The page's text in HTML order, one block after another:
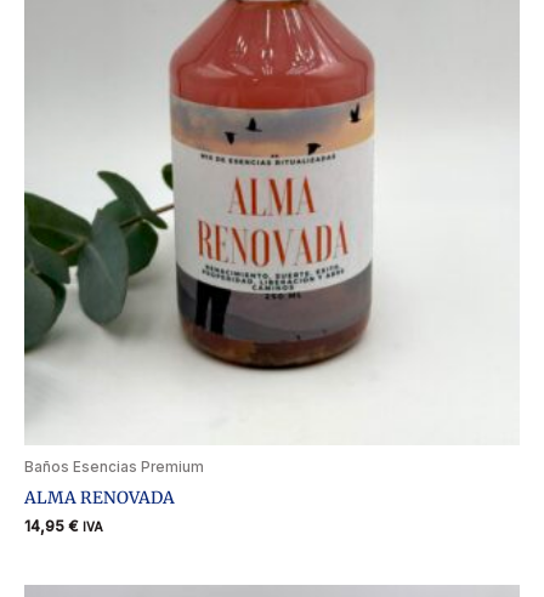
Baños Esencias Premium
ALMA RENOVADA
14,95 € IVA